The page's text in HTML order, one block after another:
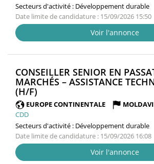
Secteurs d'activité : Développement durable
Date limite de candidature : 15/09/2026 15:50
Voir l'annonce
CONSEILLER SENIOR EN
MARCHÉS – ASSISTANCE
(H/F)
FENÊTRE)
EUROPE CONTINENTALE
CDD
Secteurs d'activité : Développement durable
Date limite de candidature : 15/09/2026 16:08
Voir l'annonce